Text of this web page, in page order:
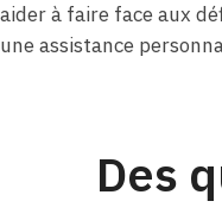
aider à faire face aux
une assistance
Des